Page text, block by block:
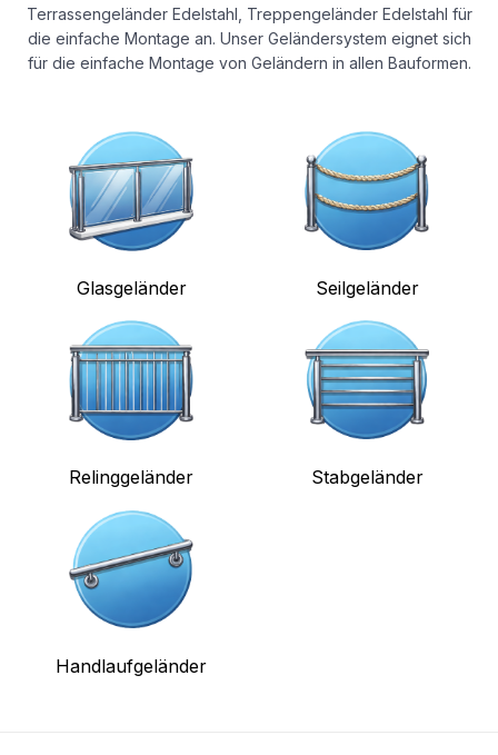
Terrassengeländer Edelstahl, Treppengeländer Edelstahl für
die einfache Montage an. Unser Geländersystem eignet sich
für die einfache Montage von Geländern in allen Bauformen.
Glasgeländer Seilgeländer
Relinggeländer Stabgeländer
Handlaufgeländer